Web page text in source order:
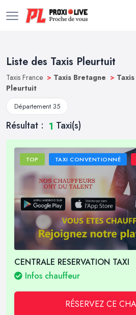
Liste des Taxis Pleurtuit
Taxis France > Taxis Bretagne >
Pleurtuit
Département 35
Résultat : 1 Taxi(s)
TOP TAXI CONVENTIONNÉ
CENTRALE RESERVATION TAXI
Infos chauffeur
RÉSERVEZ CE